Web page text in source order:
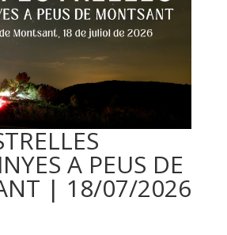
A PEUS DE
| 18/07/2026